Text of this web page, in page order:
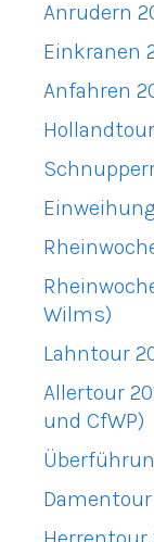
Anrudern
Einkranen
Anfahren
Hollandtour
Wilms)
Lahntour
Allertour
und CfWP)
Damentour